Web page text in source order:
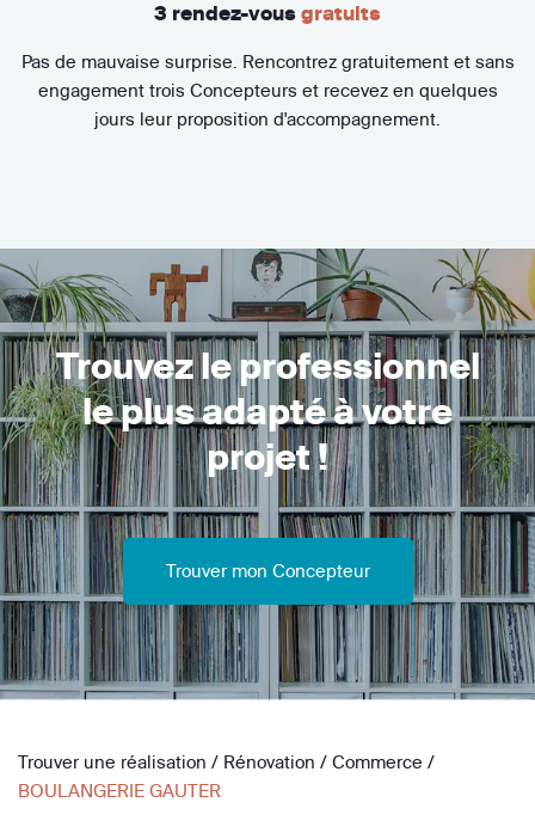
3 rendez-vous gratuits
Pas de mauvaise surprise. Rencontrez gratuitement et sans
engagement trois Concepteurs et recevez en quelques
jours leur proposition d'accompagnement.
Trouvez le professionnel
le plus adapté à votre
projet !
Trouver mon Concepteur
Trouver une réalisation / Rénovation / Commerce /
BOULANGERIE GAUTER